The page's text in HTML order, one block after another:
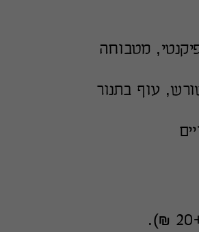
מטבוחה
עוף בתנור